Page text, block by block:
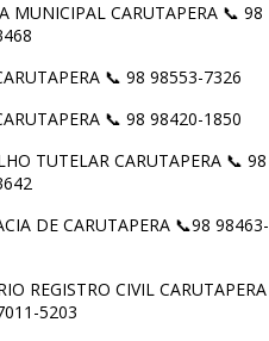
MUNICIPAL CARUTAPERA 📞 98
📞 98 98553-7326
📞 98 98420-1850
TUTELAR CARUTAPERA 📞 98
DE CARUTAPERA 📞98 98463-
REGISTRO CIVIL CARUTAPERA
5203